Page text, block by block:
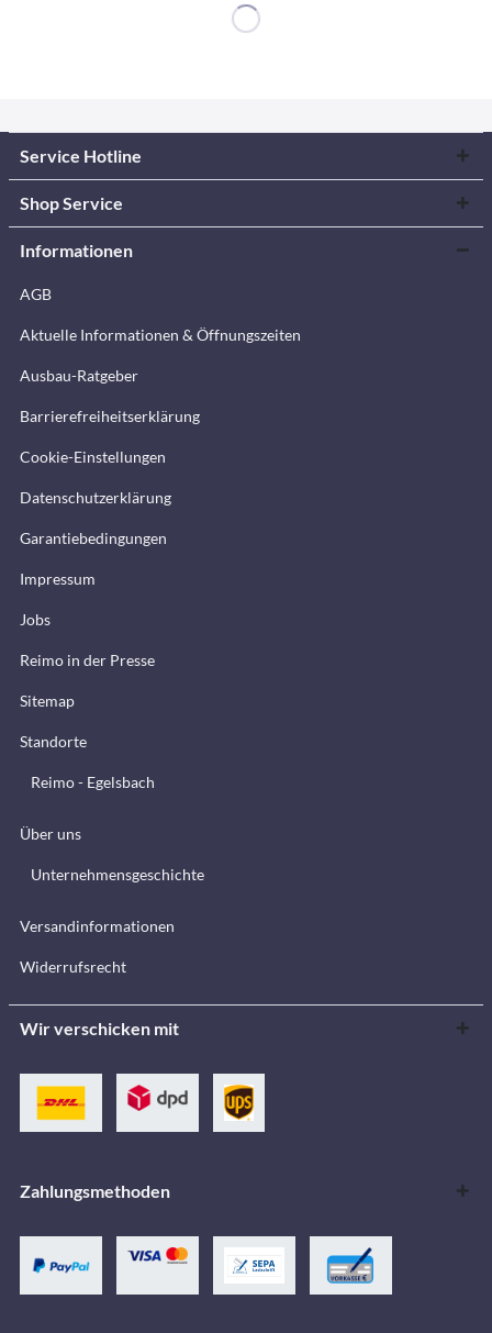
Service Hotline
Shop Service
Informationen
AGB
Aktuelle Informationen & Öffnungszeiten
Ausbau-Ratgeber
Barrierefreiheitserklärung
Cookie-Einstellungen
Datenschutzerklärung
Garantiebedingungen
Impressum
Jobs
Reimo in der Presse
Sitemap
Standorte
Reimo - Egelsbach
Über uns
Unternehmensgeschichte
Versandinformationen
Widerrufsrecht
Wir verschicken mit
Zahlungsmethoden